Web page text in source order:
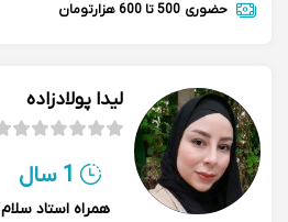
حضوری 500 تا 600 هزارتومان
لیدا پولادزاده
1 سال
همراه استاد سلام